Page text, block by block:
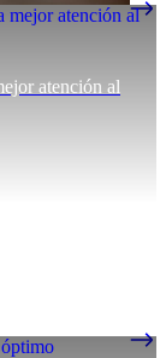
atención al